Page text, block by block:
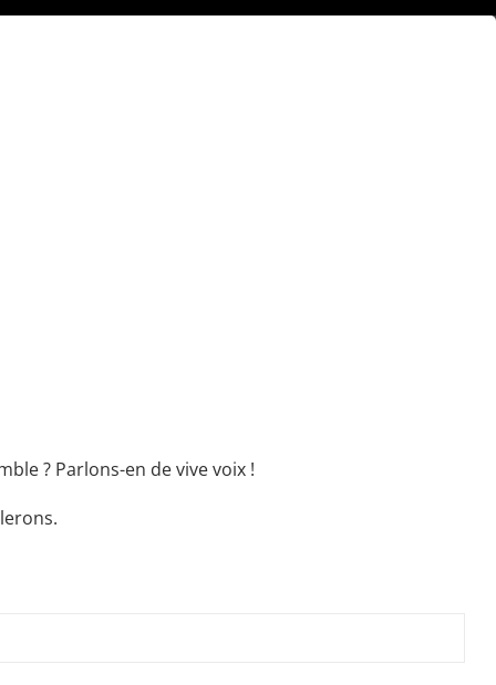
? Parlons-en de vive voix !